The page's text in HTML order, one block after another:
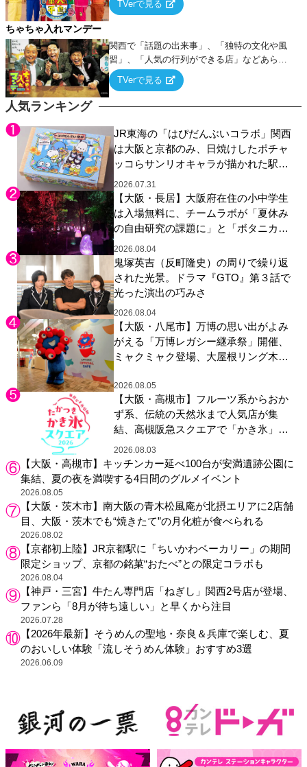
人気ランキング
JR東海の「はぴだんぶいコラボ」関西
は大阪と京都のみ、日焼けしたポチャ
ッコらサンリオキャラが描かれた駅弁
やグッズが登場
2026.07.31
【大阪・長居】大阪府在住の小中学生
は入場無料に、チームラボが「夏休み
の自由研究の課題に」と「ボタニカル
ガーデン 大阪」へ招待
2026.08.04
鬼塚英吉（反町隆史）の周りで繰り返
された光景。ドラマ『GTO』第３話で
光った演出の巧みさ
2026.08.04
【大阪・八尾市】万博の思い出がよみ
がえる「万博レガシー継承祭」開催、
ミャクミャク登場、大屋根リング木材
展示も
2026.08.05
【大阪・高槻市】フルーツ系からおか
ず系、伝統の天然氷まで人気店が集
結、高槻阪急スクエアで「かき氷」祭
り
2026.08.03
【大阪・高槻市】キッチンカー延べ100台が安満遺跡公園に
集結、夏の夜を満喫する4日間のグルメイベント
2026.08.05
【大阪・茨木市】南大阪の青木松風庵が北摂エリアに2店舗
目、大阪・茨木でも“焼きたて”の月化粧が食べられる
2026.08.02
【京都初上陸】JR京都駅に「ちいかわベーカリー」の期間
限定ショップ、京都の銘菓“おたべ”との限定コラボも
2026.08.04
【神戸・三宮】牛たん専門店「ねぎし」関西2号店が登場、
ファンら「8月が待ち遠しい」と早くから注目
2026.07.28
【2026年最新】そうめんの聖地・奈良＆兵庫で楽しむ、夏
のおいしい体験「流しそうめん体験」おすすめ3選
2026.06.09
TVerで見る
ちゃちゃ入れマンデー
関西で「話題の出来事」、「独特の文化や風
習」、「人気の行列ができる店」などあらゆ
るテーマについて好き放題にちゃちゃを入れ
ていく関西色を前面に押し出したトークバラ
TVerで見る